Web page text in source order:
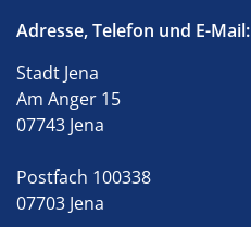
Adresse, Telefon und E-Mail:
Stadt Jena
Am Anger 15
07743 Jena
Postfach 100338
07703 Jena